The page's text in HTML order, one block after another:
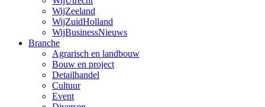
WijZeeland
WijZuidHolland
WijBusinessNieuws
Branche
Agrarisch en landbouw
Bouw en project
Detailhandel
Cultuur
Event